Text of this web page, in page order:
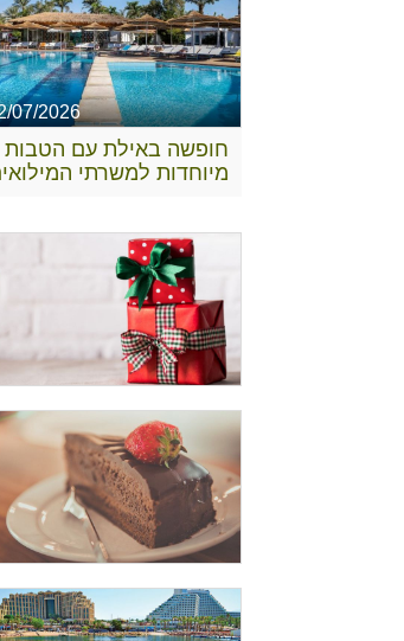
07/2026
חופשה באילת עם הטבות
מיוחדות למשרתי